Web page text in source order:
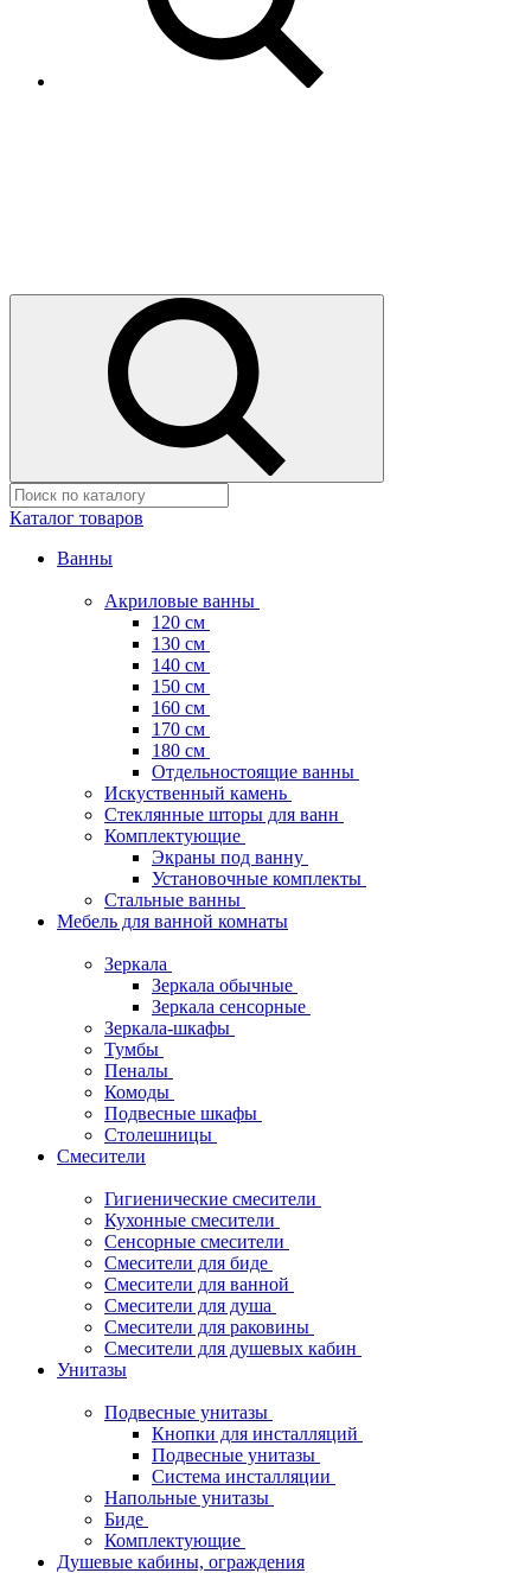
Каталог товаров
Ванны
Акриловые ванны
120 см
130 см
140 см
150 см
160 см
170 см
180 см
Отдельностоящие ванны
Искуственный камень
Стеклянные шторы для ванн
Комплектующие
Экраны под ванну
Установочные комплекты
Стальные ванны
Мебель для ванной комнаты
Зеркала
Зеркала обычные
Зеркала сенсорные
Зеркала-шкафы
Тумбы
Пеналы
Комоды
Подвесные шкафы
Столешницы
Смесители
Гигиенические смесители
Кухонные смесители
Сенсорные смесители
Смесители для биде
Смесители для ванной
Смесители для душа
Смесители для раковины
Смесители для душевых кабин
Унитазы
Подвесные унитазы
Кнопки для инсталляций
Подвесные унитазы
Система инсталляции
Напольные унитазы
Биде
Комплектующие
Душевые кабины, ограждения